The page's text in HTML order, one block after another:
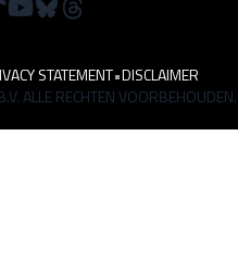
STATEMENT•DISCLAIMER
ALLE RECHTEN VOORBEHOUDEN.